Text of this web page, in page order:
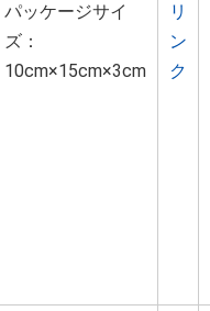
パッケージサイ
ズ：
10cm×15cm×3cm
リ
ン
ク